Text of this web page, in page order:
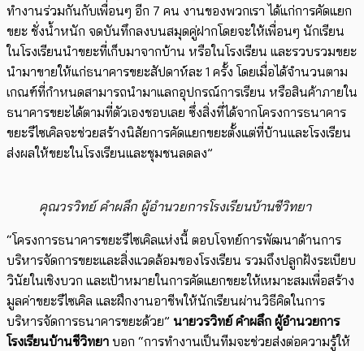
ทำงานร่วมกันกับเพื่อนๆ อีก 7 คน งานของพวกเรา ได้แก่การคัดแยก
ขยะ ชั่งน้ำหนัก จดบันทึกลงบนสมุดคู่ฝากโดยจะให้เพื่อนๆ นักเรียน
ในโรงเรียนนำขยะที่เก็บมาจากบ้าน หรือในโรงเรียน และรวบรวมขยะ
นำมาขายให้แก่ธนาคารขยะสัปดาห์ละ 1 ครั้ง โดยเมื่อได้จำนวนตาม
เกณฑ์ที่กำหนดสามารถนำมาแลกอุปกรณ์การเรียน หรือสินค้าภายใน
ธนาคารขยะได้ตามที่ตัวเองชอบเลย ซึ่งสิ่งที่ได้จากโครงการธนาคาร
ขยะรีไซเคิลจะช่วยสร้างนิสัยการคัดแยกขยะตั้งแต่ที่บ้านและโรงเรียน
ส่งผลให้ขยะในโรงเรียนและชุมชนลดลง”
คุณวรวิทย์ คำผลึก ผู้อำนวยการโรงเรียนบ้านชีวิทยา
“โครงการธนาคารขยะรีไซเคิลแห่งนี้ ตอบโจทย์การพัฒนาด้านการ
บริหารจัดการขยะและสิ่งแวดล้อมของโรงเรียน รวมถึงปลูกฝังระเบียบ
วินัยในเชิงบวก และเป้าหมายในการคัดแยกขยะให้เหมาะสมเพื่อสร้าง
มูลค่าขยะรีไซเคิล และฝึกงานอาชีพให้นักเรียนผ่านวิธีคิดในการ
บริหารจัดการธนาคารขยะด้วย” นายวรวิทย์ คำผลึก ผู้อำนวยการ
โรงเรียนบ้านชีวิทยา บอก “การทำงานเป็นทีมจะช่วยส่งต่อความรู้ให้